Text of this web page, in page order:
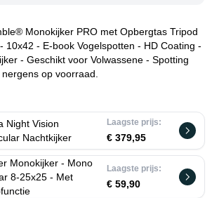
Monokijker PRO met Opbergtas Tripod
10x42 - E-book Vogelspotten - HD Coating -
- Geschikt voor Volwassene - Spotting
op voorraad.
Night Vision
Nachtkijker
Laagste prijs:
€ 379,95
Monokijker - Mono
8-25x25 - Met
Laagste prijs:
€ 59,90